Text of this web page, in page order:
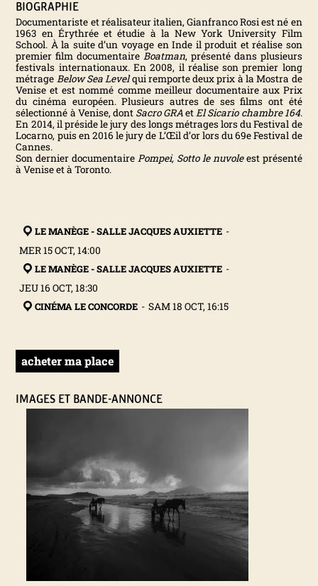
T
E
R
N
A
O
N
L
BIOGRAPHIE
Documentariste et réalisateur italien, Gianfranco Rosi est né en
1963 en Érythrée et étudie à la New York University Film
School. À la suite d’un voyage en Inde il produit et réalise son
premier film documentaire Boatman, présenté dans plusieurs
festivals internationaux. En 2008, il réalise son premier long
métrage Below Sea Levelqui remporte deux prix à la Mostra de
Venise et est nommé comme meilleur documentaire aux Prix
du cinéma européen. Plusieurs autres de ses films ont été
sélectionné à Venise, dont Sacro GRAetEl Sicario chambre 164.
En 2014, il préside le jury des longs métrages lors du Festival de
Locarno, puis en 2016 le jury de L’Œil d’or lors du 69e Festival de
Cannes.
Son dernier documentairePompei, Sotto le nuvoleest présenté
à Venise et à Toronto.
LE MANÈGE - SALLE JACQUES AUXIETTE -
MER 15 OCT, 14:00
LE MANÈGE - SALLE JACQUES AUXIETTE -
JEU 16 OCT, 18:30
CINÉMA LE CONCORDE - SAM 18 OCT, 16:15
acheter ma place
IMAGES ET BANDE-ANNONCE